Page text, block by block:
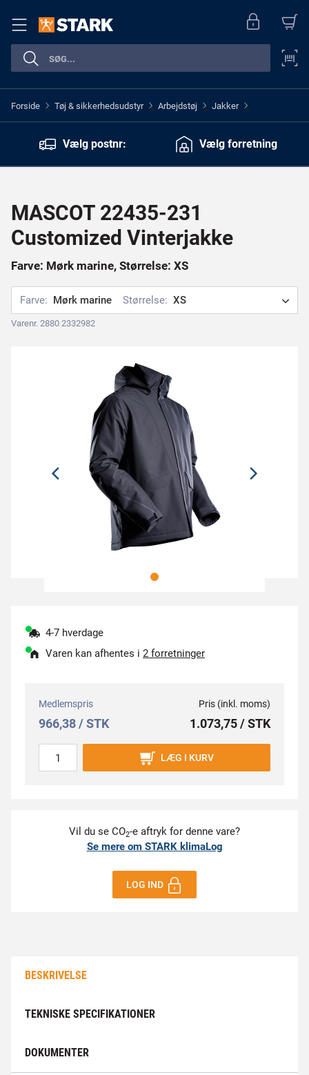
Forside > Tøj & sikkerhedsudstyr > Arbejdstøj > Jakker >
Vælg postnr: Vælg forretning
MASCOT 22435-231
Customized Vinterjakke
Farve: Mørk marine, Størrelse: XS
Farve: Mørk marine Størrelse: XS
Varenr. 2880 2332982
4-7 hverdage
Varen kan afhentes i 2 forretninger
Medlemspris
966,38 / STK
Pris (inkl. moms)
1.073,75 / STK
LÆG I KURV
Vil du se CO2-e aftryk for denne vare?
Se mere om STARK klimaLog
LOG IND
BESKRIVELSE
TEKNISKE SPECIFIKATIONER
DOKUMENTER